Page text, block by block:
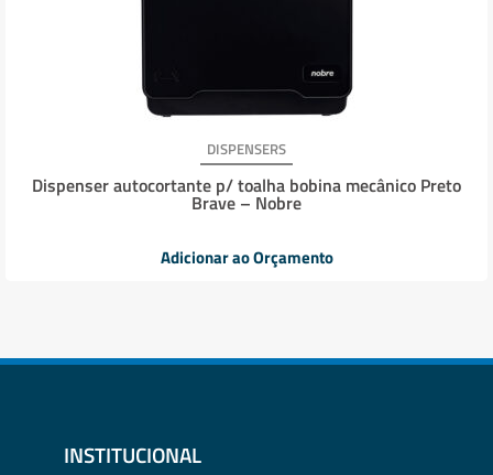
DISPENSERS
Dispenser autocortante p/ toalha bobina mecânico Preto
Brave – Nobre
Adicionar ao Orçamento
INSTITUCIONAL